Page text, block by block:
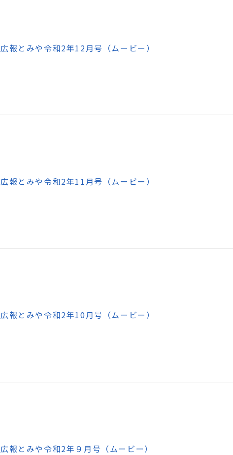
広報とみや令和2年12月号（ムービー）
広報とみや令和2年11月号（ムービー）
広報とみや令和2年10月号（ムービー）
広報とみや令和2年９月号（ムービー）